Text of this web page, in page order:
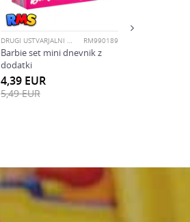
DRUGI USTVARJALNI KOMPLETI RM990189
Barbie set mini dnevnik z
dodatki
4,39 EUR
5,49EUR